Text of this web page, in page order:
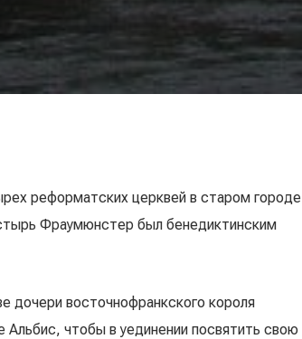
реформатских церквей в старом городе
Фраумюнстер был бенедиктинским
дочери восточнофранкского короля
чтобы в уединении посвятить свою